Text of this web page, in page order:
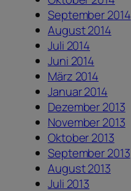
September 2014
August 2014
Juli 2014
Juni 2014
März 2014
Januar 2014
Dezember 2013
November 2013
Oktober 2013
September 2013
August 2013
Juli 2013